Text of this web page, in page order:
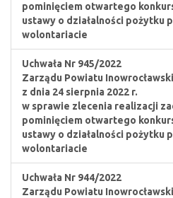
pominięciem otwartego
ustawy o działalności pożytku
wolontariacie
Uchwała Nr 945/2022
Zarządu Powiatu
z dnia 24 sierpnia 2022 r.
w sprawie zlecenia realizacji
pominięciem otwartego
ustawy o działalności pożytku
wolontariacie
Uchwała Nr 944/2022
Zarządu Powiatu